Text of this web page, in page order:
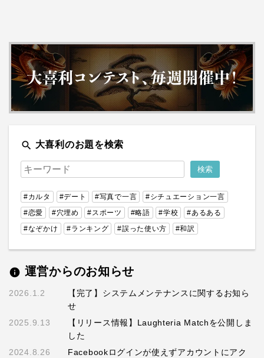
search 大喜利のお題を検索
#カルタ #デート #写真で一言
#シチュエーション一言
#恋愛
#穴埋め #スポーツ #略語 #学校
#あるある
#なぞかけ
#ランキング #誤った使い方 #和訳
info 運営からのお知らせ
2026.1.2
【完了】システムメンテナンスに関するお知ら
せ
2025.9.13
【リリース情報】Laughteria Matchを公開しま
した
2024.8.26
Facebookログインが使えずアカウントにアク